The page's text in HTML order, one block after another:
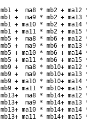
+  ma8 * mb2 + ma12
+  ma9 * mb2 + ma13
+ ma10 * mb2 + ma14
+ ma11 * mb2 + ma15
+  ma8 * mb6 + ma12
+  ma9 * mb6 + ma13
+ ma10 * mb6 + ma14
+ ma11 * mb6 + ma15
+  ma8 * mb10+ ma12
+  ma9 * mb10+ ma13
+ ma10 * mb10+ ma14
+ ma11 * mb10+ ma15
ma8 * mb14+ ma12
ma9 * mb14+ ma13
ma10 * mb14+ ma14
ma11 * mb14+ ma15